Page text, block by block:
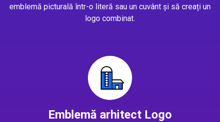
emblemă picturală într-o literă sau un cuvânt și să creați un
logo combinat.
Emblemă arhitect Logo